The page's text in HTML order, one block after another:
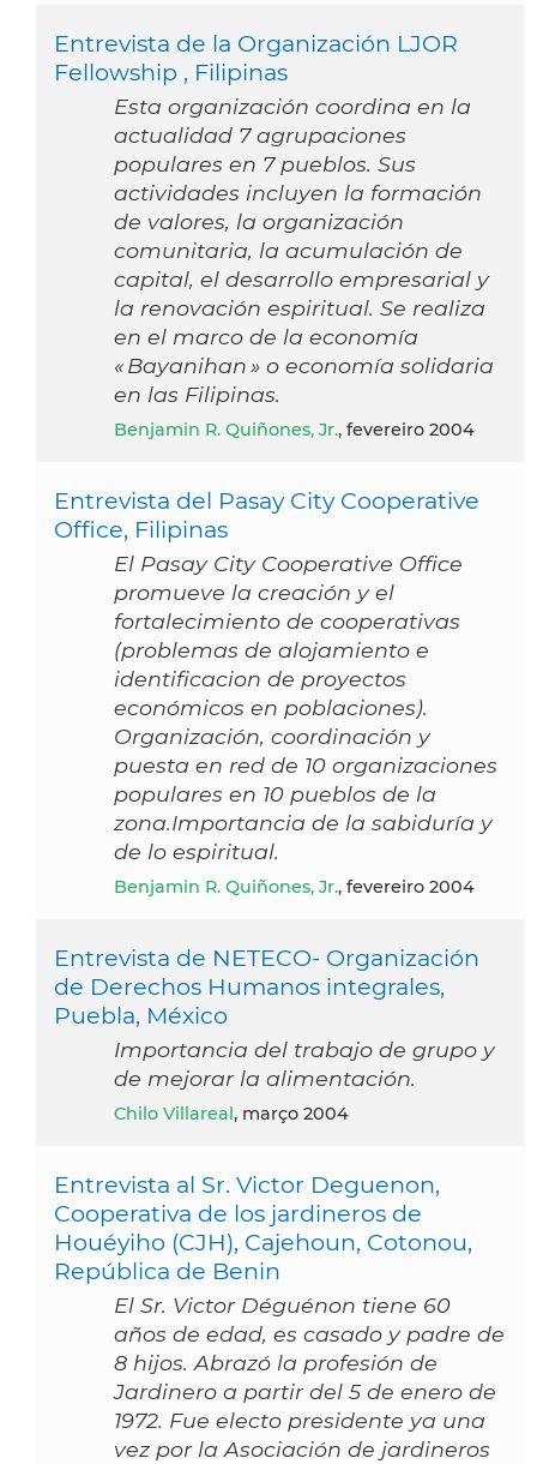
Entrevista de la Organización LJOR
Fellowship , Filipinas
Esta organización coordina en la
actualidad 7 agrupaciones
populares en 7 pueblos. Sus
actividades incluyen la formación
de valores, la organización
comunitaria, la acumulación de
capital, el desarrollo empresarial y
la renovación espiritual. Se realiza
en el marco de la economía
« Bayanihan » o economía solidaria
en las Filipinas.
Benjamin R. Quiñones, Jr., fevereiro 2004
Entrevista del Pasay City Cooperative
Office, Filipinas
El Pasay City Cooperative Office
promueve la creación y el
fortalecimiento de cooperativas
(problemas de alojamiento e
identificacion de proyectos
económicos en poblaciones).
Organización, coordinación y
puesta en red de 10 organizaciones
populares en 10 pueblos de la
zona.Importancia de la sabiduría y
de lo espiritual.
Benjamin R. Quiñones, Jr., fevereiro 2004
Entrevista de NETECO- Organización
de Derechos Humanos integrales,
Puebla, México
Importancia del trabajo de grupo y
de mejorar la alimentación.
Chilo Villareal , março 2004
Entrevista al Sr. Victor Deguenon,
Cooperativa de los jardineros de
Houéyiho (CJH), Cajehoun, Cotonou,
República de Benin
El Sr. Victor Déguénon tiene 60
años de edad, es casado y padre de
8 hijos. Abrazó la profesión de
Jardinero a partir del 5 de enero de
1972. Fue electo presidente ya una
vez por la Asociación de jardineros